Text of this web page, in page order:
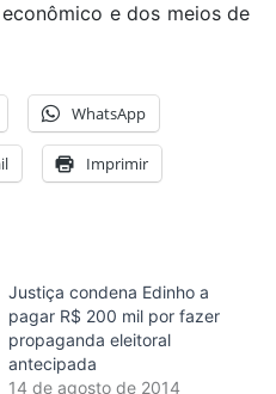
e dos meios de
WhatsApp
Imprimir
Justiça condena Edinho a
pagar R$ 200 mil por fazer
propaganda eleitoral
antecipada
14 de agosto de 2014